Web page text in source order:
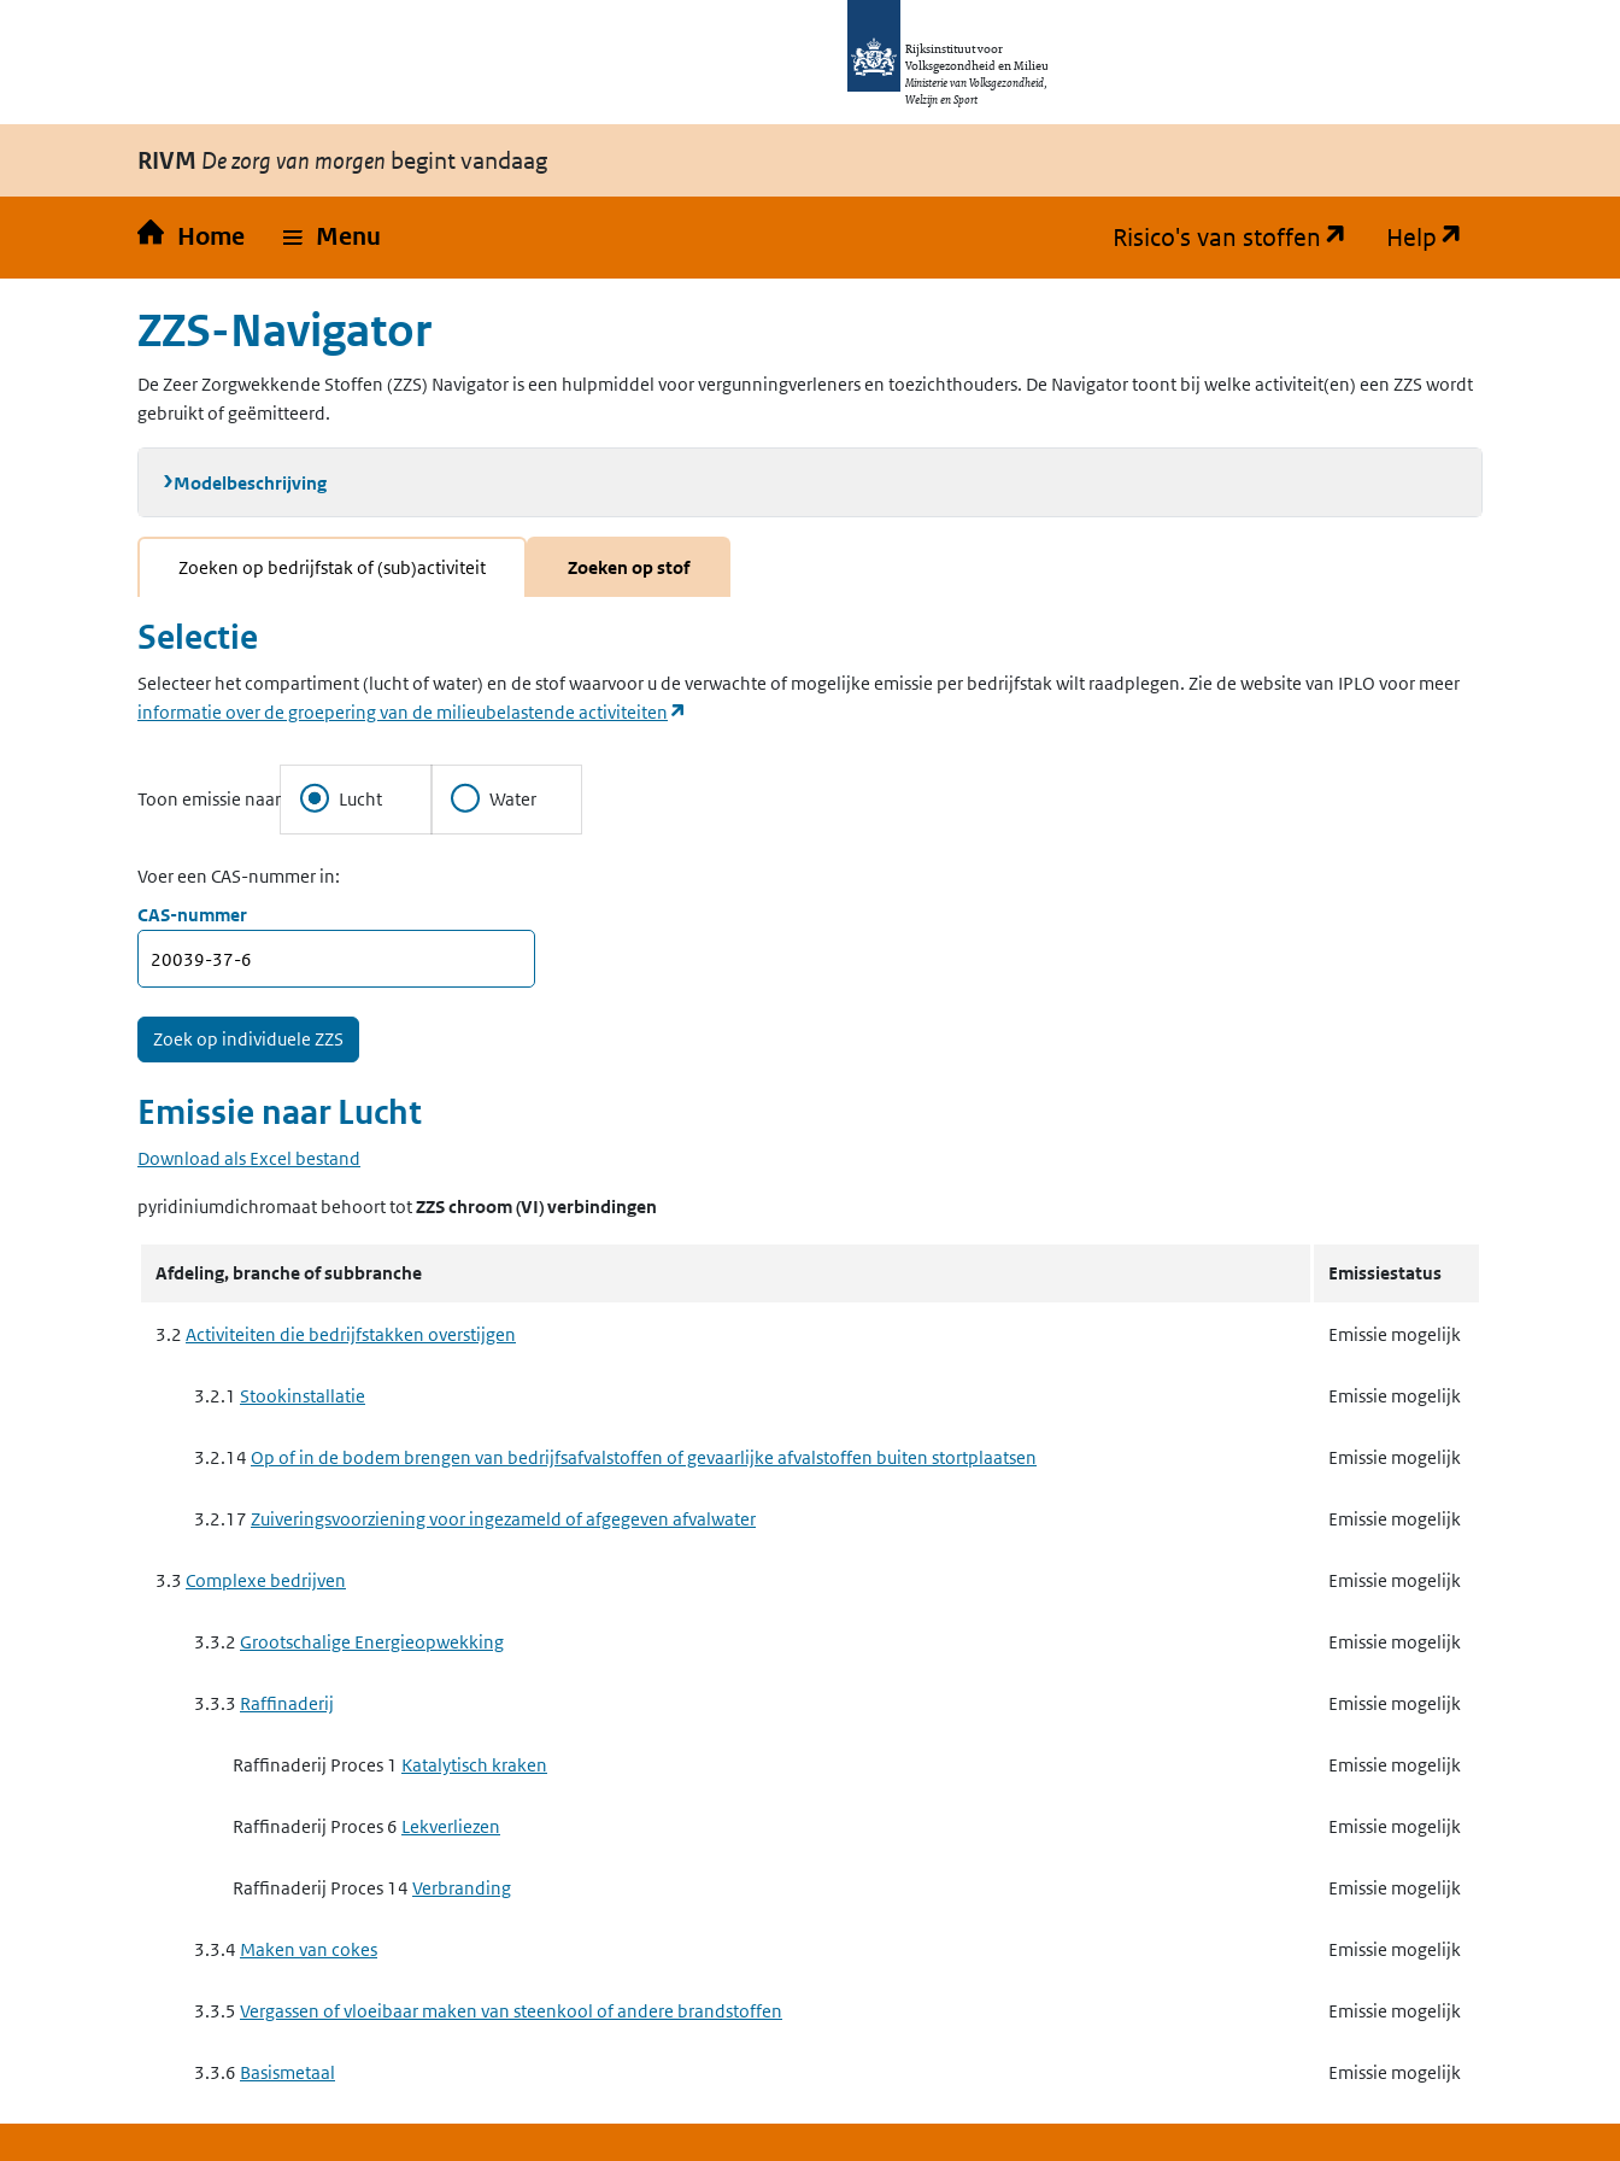
Rijksinstituut voor
Volksgezondheid en Milieu
Ministerie van Volksgezondheid,
Welzijn en Sport
RIVM De zorg van morgen begint vandaag
Home Menu Risico's van stoffen (opent in een nieuw
Help
ZZS-Navigator
De Zeer Zorgwekkende Stoffen (ZZS) Navigator is een hulpmiddel voor vergunningverleners en toezichthouders. De Navigator toont bij welke activiteit(en) een ZZS wordt
gebruikt of geëmitteerd.
Modelbeschrijving
Zoeken op bedrijfstak of (sub)activiteit Zoeken op stof
Selectie
Selecteer het compartiment (lucht of water) en de stof waarvoor u de verwachte of mogelijke emissie per bedrijfstak wilt raadplegen. Zie de website van IPLO voor meer
informatie over de groepering van de milieubelastende activiteiten
Toon emissie naar Lucht Water
Voer een CAS-nummer in:
CAS-nummer
Emissie naar Lucht
Download als Excel bestand
pyridiniumdichromaat behoort totZZS chroom (VI) verbindingen
Afdeling, branche of subbranche Emissiestatus
3.2 Activiteiten die bedrijfstakken overstijgen Emissie mogelijk
3.2.1 Stookinstallatie Emissie mogelijk
3.2.14 Op of in de bodem brengen van bedrijfsafvalstoffen of gevaarlijke afvalstoffen buiten stortplaatsen Emissie mogelijk
3.2.17 Zuiveringsvoorziening voor ingezameld of afgegeven afvalwater Emissie mogelijk
3.3 Complexe bedrijven Emissie mogelijk
3.3.2 Grootschalige Energieopwekking Emissie mogelijk
3.3.3 Raffinaderij Emissie mogelijk
Raffinaderij Proces 1 Katalytisch kraken Emissie mogelijk
Raffinaderij Proces 6 Lekverliezen Emissie mogelijk
Raffinaderij Proces 14 Verbranding Emissie mogelijk
3.3.4 Maken van cokes Emissie mogelijk
3.3.5 Vergassen of vloeibaar maken van steenkool of andere brandstoffen Emissie mogelijk
3.3.6 Basismetaal Emissie mogelijk